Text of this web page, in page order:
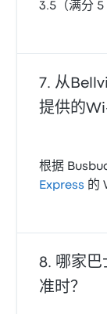
3.5（满分 5
从
提供的
根据
Express 的
哪家巴
准时？